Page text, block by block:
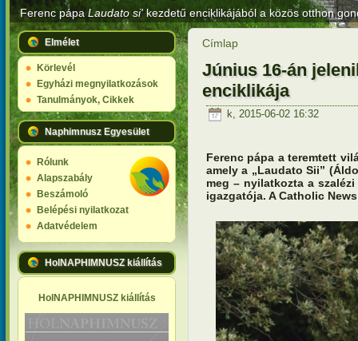
Ferenc pápaLaudato si'kezdetű enciklikájából a közös otthon
Elmélet
Körlevél
Egyházi megnyilatkozások
Tanulmányok, Cikkek
Naphimnusz Egyesület
Rólunk
Alapszabály
Beszámoló
Belépési nyilatkozat
Adatvédelem
HolNAPHIMNUSZ kiállítás
HolNAPHIMNUSZ kiállítás
Címlap
Június 16-án
enciklikája
k, 2015-06-02 16:32
Ferenc pápa a teremtett
amely a „Laudato Sii”
meg – nyilatkozta a
igazgatója. A Catholic